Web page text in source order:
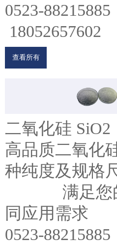
0523-88215885
18052657602
查看所有
二氧化硅 SiO2
高品质二氧化
种纯度及规格
满足您
同应用需求
0523-88215885